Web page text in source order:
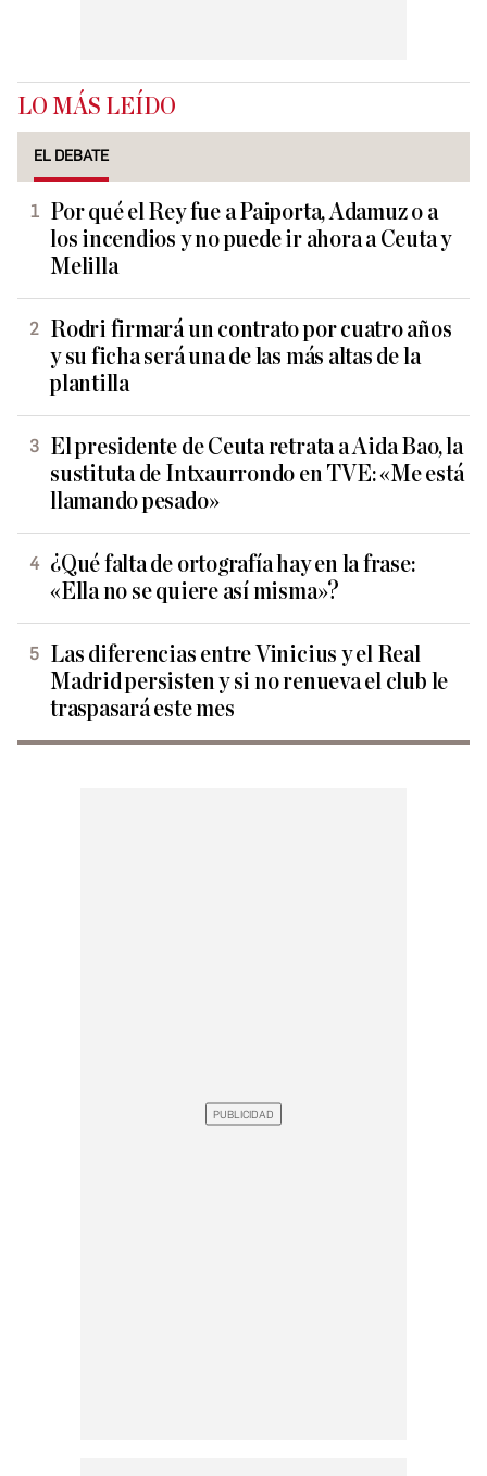
LO MÁS LEÍDO
EL DEBATE
Por qué el Rey fue a Paiporta, Adamuz o a
los incendios y no puede ir ahora a Ceuta y
Melilla
Rodri firmará un contrato por cuatro años
y su ficha será una de las más altas de la
plantilla
El presidente de Ceuta retrata a Aida Bao, la
sustituta de Intxaurrondo en TVE: «Me está
llamando pesado»
¿Qué falta de ortografía hay en la frase:
«Ella no se quiere así misma»?
Las diferencias entre Vinicius y el Real
Madrid persisten y si no renueva el club le
traspasará este mes